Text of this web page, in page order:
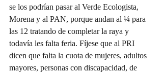
se los podrían pasar al Verde Ecologista,
Morena y al PAN, porque andan al ¼ para
las 12 tratando de completar la raya y
todavía les falta feria. Fíjese que al PRI
dicen que falta la cuota de mujeres, adultos
mayores, personas con discapacidad, de